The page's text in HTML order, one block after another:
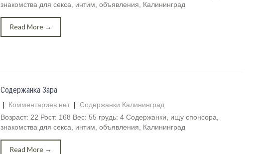
знакомства для секса, интим, объявления, Калининград
Read More →
Содержанка Зара
| Комментариев нет | Содержанки Калининград
Возраст: 22 Рост: 168 Вес: 55 грудь: 4 Содержанки, ищу спонсора,
знакомства для секса, интим, объявления, Калининград
Read More →